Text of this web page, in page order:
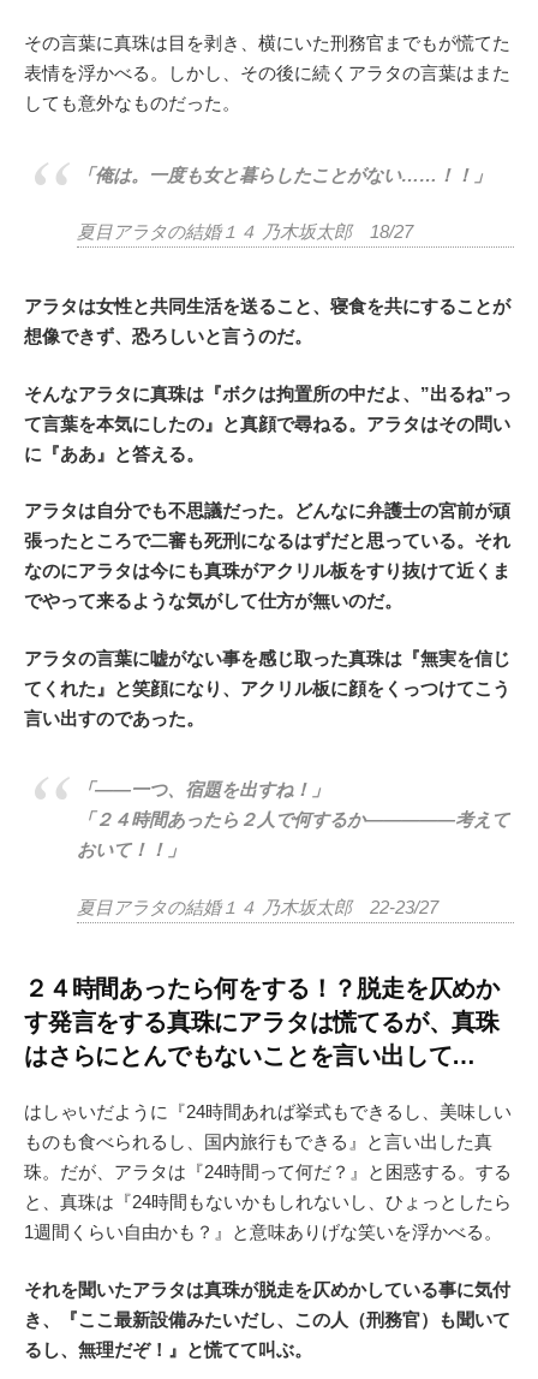
その言葉に真珠は目を剥き、横にいた刑務官までもが慌てた
表情を浮かべる。しかし、その後に続くアラタの言葉はまた
しても意外なものだった。
「俺は。一度も女と暮らしたことがない……！！」
夏目アラタの結婚１４ 乃木坂太郎 18/27
アラタは女性と共同生活を送ること、寝食を共にすることが
想像できず、恐ろしいと言うのだ。
そんなアラタに真珠は『ボクは拘置所の中だよ、”出るね”っ
て言葉を本気にしたの』と真顔で尋ねる。アラタはその問い
に『ああ』と答える。
アラタは自分でも不思議だった。どんなに弁護士の宮前が頑
張ったところで二審も死刑になるはずだと思っている。それ
なのにアラタは今にも真珠がアクリル板をすり抜けて近くま
でやって来るような気がして仕方が無いのだ。
アラタの言葉に嘘がない事を感じ取った真珠は『無実を信じ
てくれた』と笑顔になり、アクリル板に顔をくっつけてこう
言い出すのであった。
「――一つ、宿題を出すね！」
「２４時間あったら２人で何するか―――――考えて
おいて！！」
夏目アラタの結婚１４ 乃木坂太郎 22-23/27
２４時間あったら何をする！？脱走を仄めか
す発言をする真珠にアラタは慌てるが、真珠
はさらにとんでもないことを言い出して…
はしゃいだように『24時間あれば挙式もできるし、美味しい
ものも食べられるし、国内旅行もできる』と言い出した真
珠。だが、アラタは『24時間って何だ？』と困惑する。する
と、真珠は『24時間もないかもしれないし、ひょっとしたら
1週間くらい自由かも？』と意味ありげな笑いを浮かべる。
それを聞いたアラタは真珠が脱走を仄めかしている事に気付
き、『ここ最新設備みたいだし、この人（刑務官）も聞いて
るし、無理だぞ！』と慌てて叫ぶ。